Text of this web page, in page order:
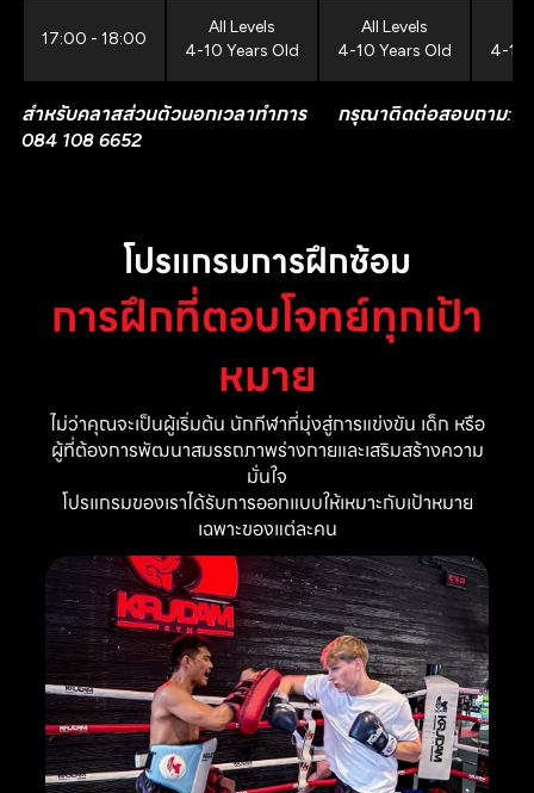
17:00 - 18:00
All Levels
4-10 Years Old
All Levels
4-10 Years Old
4-10
สำหรับคลาสส่วนตัวนอกเวลาทำการ กรุณาติดต่อสอบถาม:
084 108 6652
โปรแกรมการฝึกซ้อม
การฝึกที่ตอบโจทย์ทุกเป้า
หมาย
ไม่ว่าคุณจะเป็นผู้เริ่มต้น นักกีฬาที่มุ่งสู่การแข่งขัน เด็ก หรือ
ผู้ที่ต้องการพัฒนาสมรรถภาพร่างกายและเสริมสร้างความ
มั่นใจ
โปรแกรมของเราได้รับการออกแบบให้เหมาะกับเป้าหมาย
เฉพาะของแต่ละคน